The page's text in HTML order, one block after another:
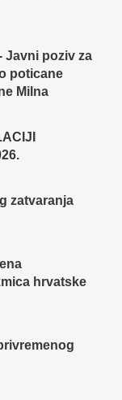
Javni poziv za
poticane
Milna
zatvaranja
hrvatske